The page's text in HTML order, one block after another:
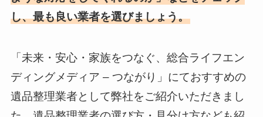
し、最も良い業者を選びましょう。
「未来・安心・家族をつなぐ、総合ライフエン
ディングメディア – つながり」にておすすめの
遺品整理業者として弊社をご紹介いただきまし